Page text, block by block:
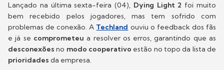
Lançado na última sexta-feira (04), Dying Light 2 foi muito
bem recebido pelos jogadores, mas tem sofrido com
problemas de conexão. A Techland ouviu o feedback dos fãs
e já se comprometeua resolver os erros, garantindo que as
desconexõesno modo cooperativo estão no topo da lista de
prioridades da empresa.